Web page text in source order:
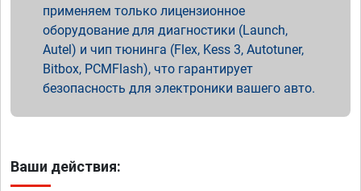
применяем только лицензионное
оборудование для диагностики (Launch,
Autel) и чип тюнинга (Flex, Kess 3, Autotuner,
Bitbox, PCMFlash), что гарантирует
безопасность для электроники вашего авто.
Ваши действия: